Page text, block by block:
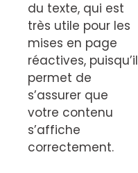
du texte, qui est
très utile pour les
mises en page
réactives, puisqu’il
permet de
s’assurer que
votre contenu
s’affiche
correctement.